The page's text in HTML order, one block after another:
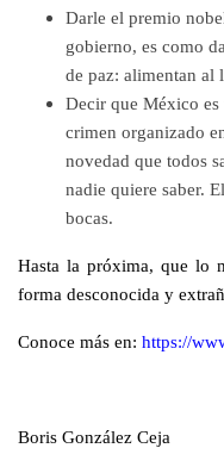
Darle el premio
gobierno, es como
de paz: alimentan al
Decir que México
crimen organizado
novedad que todos
nadie quiere saber.
bocas.
Hasta la próxima, que lo
forma desconocida y
Conoce más en: https://
Boris González Ceja